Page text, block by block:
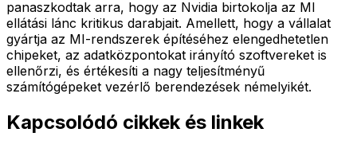
panaszkodtak arra, hogy az Nvidia birtokolja az MI
ellátási lánc kritikus darabjait. Amellett, hogy a vállalat
gyártja az MI-rendszerek építéséhez elengedhetetlen
chipeket, az adatközpontokat irányító szoftvereket is
ellenőrzi, és értékesíti a nagy teljesítményű
számítógépeket vezérlő berendezések némelyikét.
Kapcsolódó cikkek és linkek